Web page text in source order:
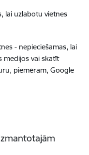
lai uzlabotu vietnes
- nepieciešamas, lai
medijos vai skatīt
piemēram, Google